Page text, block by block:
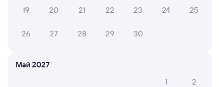
Мы отображаем актуальные отзывы и не удаляем
отрицательные мнения
Ехали в 17 вагоне. Чисто. Проводники супер. Ребёнок
19 20 21 22 23 24 25
26 27 28 29 30
Май 2027
1
2